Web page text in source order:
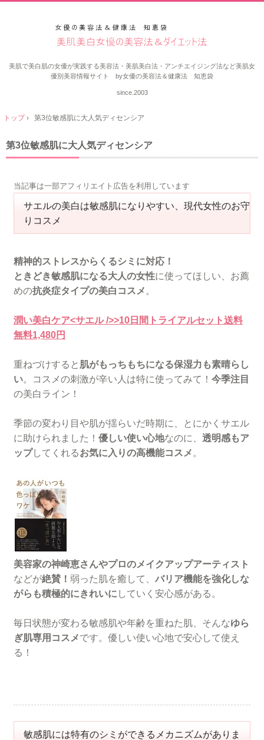
美肌で美白肌の女優が実践する美容法・美肌美白法・アンチエイジング法など美肌女
優別美容情報サイト by女優の美容法＆健康法 知恵袋
since.2003
トップ› 第3位敏感肌に大人気ディセンシア
第3位敏感肌に大人気ディセンシア
当記事は一部アフィリエイト広告を利用しています
サエルの美白は敏感肌になりやすい、現代女性のお守
りコスメ
精神的ストレスからくるシミに対応！
ときどき敏感肌になる大人の女性に使ってほしい、お薦
めの抗炎症タイプの美白コスメ 。
潤い美白ケア<サエル />>10日間トライアルセット送料
無料1,480円
重ねづけすると 肌がもっちもちになる保湿力も素晴らし
い。コスメの刺激が辛い人は特に使ってみて！ 今季注目
の美白ライン！
季節の変わり目や肌が揺らいだ時期に、とにかくサエル
に助けられました！ 優しい使い心地なのに、 透明感もア
ップしてくれるお気に入りの高機能コスメ 。
美容家の神崎恵さんやプロのメイクアップアーティスト
などが絶賛！ 弱った肌を癒して、 バリア機能を強化しな
がらも積極的にきれいに していく安心感がある。
毎日状態が変わる敏感肌や年齢を重ねた肌、そんなゆら
ぎ肌専用コスメです。優しい使い心地で安心して使え
る！
敏感肌には特有のシミができるメカニズムがありま